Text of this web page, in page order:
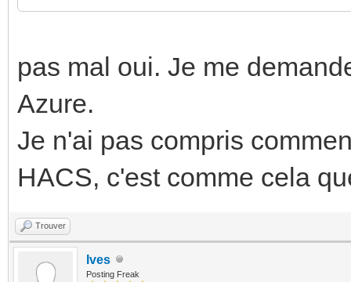
pas mal oui. Je me
Azure.
Je n'ai pas compris
HACS, c'est comme cela
Trouver
Ives
Posting Freak